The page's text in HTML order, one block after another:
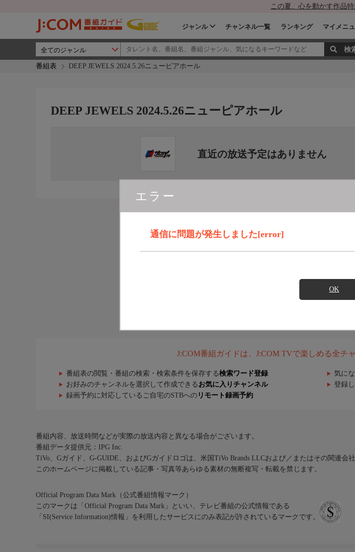
この夏、心を動かす作品
ジャンル チャンネル一覧 ランキング マイメニ
番組表 DEEP JEWELS 2024.5.26ニューピアホール
エラー
通信に問題が発生しました[error]
OK
DEEP JEWELS 2024.5.26ニューピアホール
直近の放送予定はありません
J:COM番組ガイドは、J:COM TVで楽しめる全チ
番組表の閲覧・番組の検索・検索条件を保存する検索ワード登録 気に
お好みのチャンネルを選択して作成できる お気に入りチャンネル 登録
録画予約に対応しているご自宅のSTBへの リモート録画予約
番組内容、放送時間などが実際の放送内容と異なる場合がございます。
番組データ提供元：IPG Inc.
TiVo、Gガイド、G-GUIDE、およびGガイドロゴは、米国TiVo Brands LLCおよび／またはその関連会
このホームページに掲載している記事・写真等あらゆる素材の無断複写・転載を禁じます。
Official Program Data Mark（公式番組情報マーク）
このマークは「Official Program Data Mark」といい、テレビ番組の公式情報である
「SI(Service Information)情報」を利用したサービスにのみ表記が許されているマークです。